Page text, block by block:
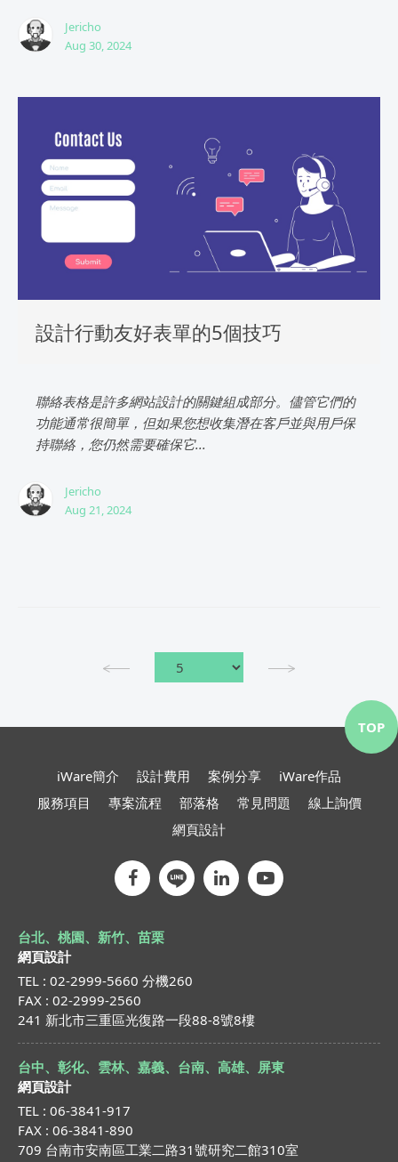
Jericho
Aug 30, 2024
設計行動友好表單的5個技巧
聯絡表格是許多網站設計的關鍵組成部分。儘管它們的
功能通常很簡單，但如果您想收集潛在客戶並與用戶保
持聯絡，您仍然需要確保它...
Jericho
Aug 21, 2024
iWare簡介 設計費用 案例分享
iWare作品
服務項目
專案流程 部落格 常見問題
線上詢價
網頁設計
台北、桃園、新竹、苗栗
網頁設計
TEL : 02-2999-5660 分機260
FAX : 02-2999-2560
241 新北市三重區光復路一段88-8號8樓
台中、彰化、雲林、嘉義、台南、高雄、屏東
網頁設計
TEL : 06-3841-917
FAX : 06-3841-890
709 台南市安南區工業二路31號研究二館310室
TOP